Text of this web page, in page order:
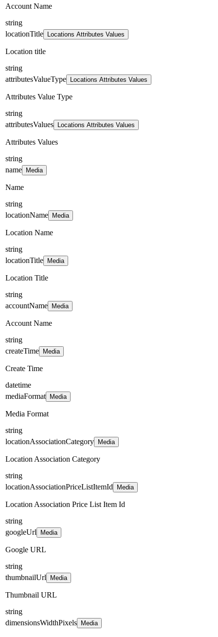
Account Name
string
locationTitle
Locations Attributes Values
Location title
string
attributesValueType
Locations Attributes Values
Attributes Value Type
string
attributesValues
Locations Attributes Values
Attributes Values
string
name
Media
Name
string
locationName
Media
Location Name
string
locationTitle
Media
Location Title
string
accountName
Media
Account Name
string
createTime
Media
Create Time
datetime
mediaFormat
Media
Media Format
string
locationAssociationCategory
Media
Location Association Category
string
locationAssociationPriceListItemId
Media
Location Association Price List Item Id
string
googleUrl
Media
Google URL
string
thumbnailUrl
Media
Thumbnail URL
string
dimensionsWidthPixels
Media